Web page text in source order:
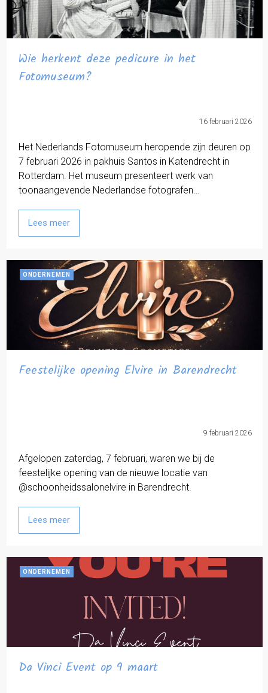
Wie herkent deze pedicure in het
Fotomuseum?
16 februari 2026
Het Nederlands Fotomuseum heropende zijn deuren op
7 februari 2026 in pakhuis Santos in Katendrecht in
Rotterdam. Het museum presenteert werk van
toonaangevende Nederlandse fotografen…
Lees meer
ONDERNEMEN
Feestelijke opening Elvire in Barendrecht
9 februari 2026
Afgelopen zaterdag, 7 februari, waren we bij de
feestelijke opening van de nieuwe locatie van
@schoonheidssalonelvire in Barendrecht.
Lees meer
ONDERNEMEN
Da Vinci Event op 9 maart